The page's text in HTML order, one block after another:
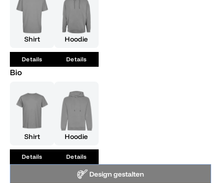
Shirt
Details
Hoodie
Details
Bio
Shirt
Details
Hoodie
Details
Design gestalten